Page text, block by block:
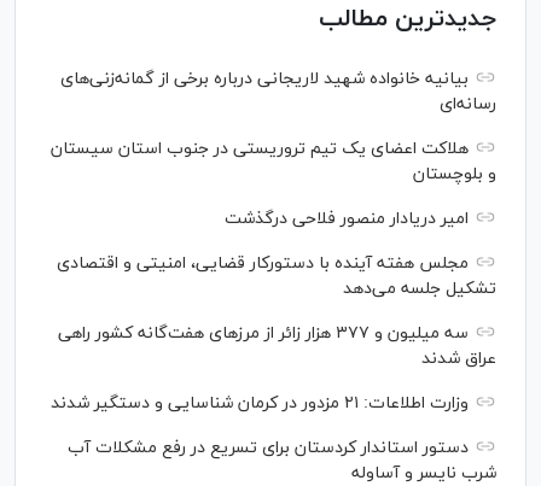
جدیدترین مطالب
بیانیه خانواده شهید لاریجانی درباره برخی از گمانه‌زنی‌های
رسانه‌ای
هلاکت اعضای یک تیم تروریستی در جنوب استان سیستان
و بلوچستان
امیر دریادار منصور فلاحی درگذشت
مجلس هفته آینده با دستورکار قضایی، امنیتی و اقتصادی
تشکیل جلسه می‌دهد
سه میلیون و ۳۷۷ هزار زائر از مرز‌های هفت‌گانه کشور راهی
عراق شدند
وزارت اطلاعات: ۲۱ مزدور در کرمان شناسایی و دستگیر شدند
دستور استاندار کردستان برای تسریع در رفع مشکلات آب
شرب نایسر و آساوله